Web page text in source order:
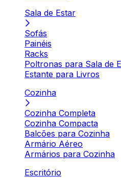
Sala de Estar
Sofás
Painéis
Racks
Poltronas para Sala de
Estante para Livros
Cozinha
Cozinha Completa
Cozinha Compacta
Balcões para Cozinha
Armário Aéreo
Armários para Cozinha
Escritório